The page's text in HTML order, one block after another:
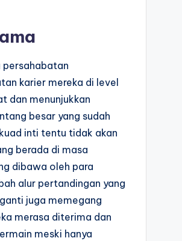
persahabatan
karier mereka di level
dan menunjukkan
besar yang sudah
inti tentu tidak akan
berada di masa
dibawa oleh para
alur pertandingan yang
juga memegang
merasa diterima dan
meski hanya